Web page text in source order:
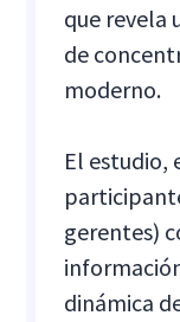
que revela
de
moderno.
El estudio,
gerentes)
dinámica